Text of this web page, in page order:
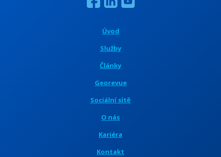
Úvod
Služby
Články
Georevue
Sociální sítě
O nás
Kariéra
Kontakt